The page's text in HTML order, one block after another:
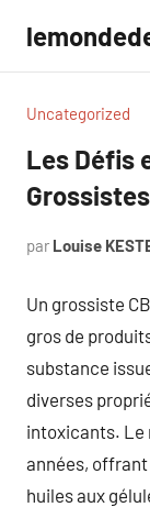
contenu
Uncategorized
Les Défis
par Louise
Un grossiste
gros de
substance
diverses
intoxicants. Le
années,
huiles aux